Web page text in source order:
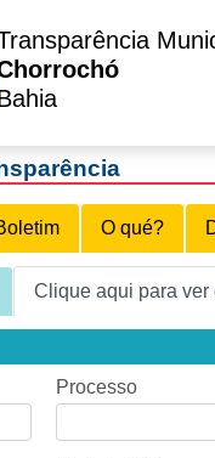
O qué?
Clique aqui para ver
Processo